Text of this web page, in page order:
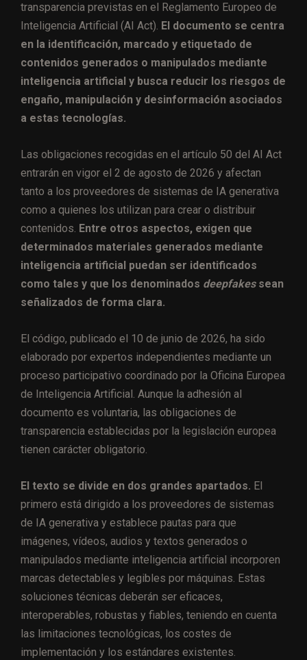
transparencia previstas en el Reglamento Europeo de
Inteligencia Artificial (AI Act). El documento se centra
en la identificación, marcado y etiquetado de
contenidos generados o manipulados mediante
inteligencia artificial y busca reducir los riesgos de
engaño, manipulación y desinformación asociados
a estas tecnologías.
Las obligaciones recogidas en el artículo 50 del AI Act
entrarán en vigor el 2 de agosto de 2026 y afectan
tanto a los proveedores de sistemas de IA generativa
como a quienes los utilizan para crear o distribuir
contenidos. Entre otros aspectos, exigen que
determinados materiales generados mediante
inteligencia artificial puedan ser identificados
como tales y que los denominados deepfakessean
señalizados de forma clara.
El código, publicado el 10 de junio de 2026, ha sido
elaborado por expertos independientes mediante un
proceso participativo coordinado por la Oficina Europea
de Inteligencia Artificial. Aunque la adhesión al
documento es voluntaria, las obligaciones de
transparencia establecidas por la legislación europea
tienen carácter obligatorio.
El texto se divide en dos grandes apartados. El
primero está dirigido a los proveedores de sistemas
de IA generativa y establece pautas para que
imágenes, vídeos, audios y textos generados o
manipulados mediante inteligencia artificial incorporen
marcas detectables y legibles por máquinas. Estas
soluciones técnicas deberán ser eficaces,
interoperables, robustas y fiables, teniendo en cuenta
las limitaciones tecnológicas, los costes de
implementación y los estándares existentes.